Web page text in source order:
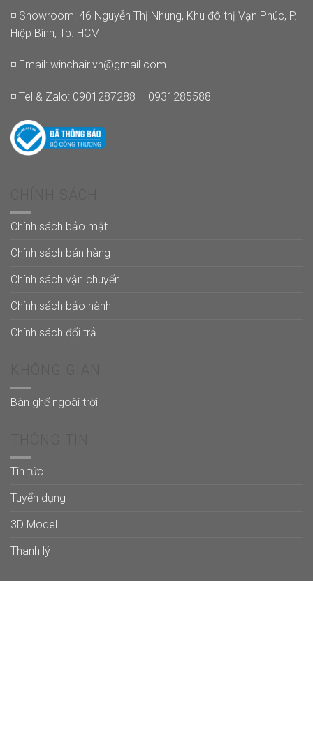
◽ Showroom: 46 Nguyễn Thị Nhung, Khu đô thị Vạn Phúc, P.
Hiệp Bình, Tp. HCM
◽ Email: winchair.vn@gmail.com
◽ Tel & Zalo: 0901287288 – 0931285588
Chính sách bảo mật
Chính sách bán hàng
Chính sách vận chuyển
Chính sách bảo hành
Chính sách đổi trả
Bàn ghế ngoài trời
Tin tức
Tuyển dụng
3D Model
Thanh lý